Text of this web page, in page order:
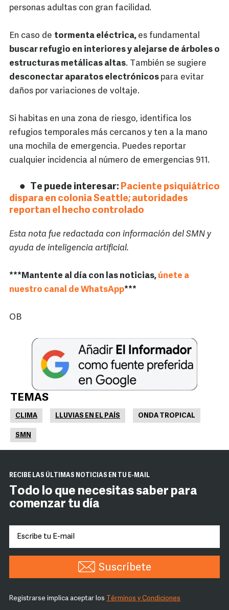
personas adultas con gran facilidad.
En caso de tormenta eléctrica, es fundamental
buscar refugio en interiores y alejarse de árboles o
estructuras metálicas altas. También se sugiere
desconectar aparatos electrónicos para evitar
daños por variaciones de voltaje.
Si habitas en una zona de riesgo, identifica los
refugios temporales más cercanos y ten a la mano
una mochila de emergencia. Puedes reportar
cualquier incidencia al número de emergencias 911.
Te puede interesar: Paciente psiquiátrico
dispara en colonia Seattle; autoridades
reportan el hecho controlado
Esta nota fue redactada con información del SMN y
ayuda de inteligencia artificial.
***Mantente al día con las noticias, únete a
nuestro canal de WhatsApp***
OB
TEMAS
CLIMA LLUVIAS EN EL PAÍS ONDA TROPICAL
SMN
RECIBE LAS ÚLTIMAS NOTICIAS EN TU E-MAIL
Todo lo que necesitas saber para
comenzar tu día
Suscríbete
Registrarse implica aceptar los Términos y Condiciones